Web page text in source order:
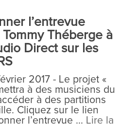
l’entrevue
Théberge à
Direct sur les
2017 - Le projet «
à des musiciens du
à des partitions
Cliquez sur le lien
l’entrevue ... Lire la